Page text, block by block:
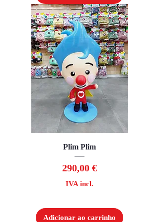
Plim Plim
Preço
290,00 €
IVA incl.
Adicionar ao carrinho